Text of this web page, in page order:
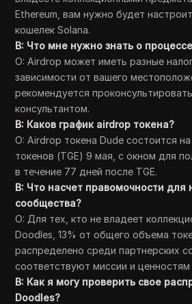
Ethereum, вам нужно будет
кошелек Solana.
В: Что мне нужно знать о
О: Airdrop может иметь разные
зависимости от вашего
рекомендуется
консультантом.
В: Каков график airdrop токена?
О: Airdrop токена Dude состоится
токенов (TGE) 9 мая, с окном для
в течение 77 дней после TGE.
В: Что насчет правомочности для
сообщества?
О: Для тех, кто не владеет
Doodles, 13% от общего объема
распределено среди партнерских
соответствуют миссии и ценностям
В: Как я могу проверить свое
Doodles?